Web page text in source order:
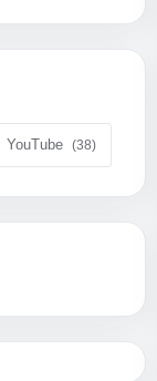
YouTube